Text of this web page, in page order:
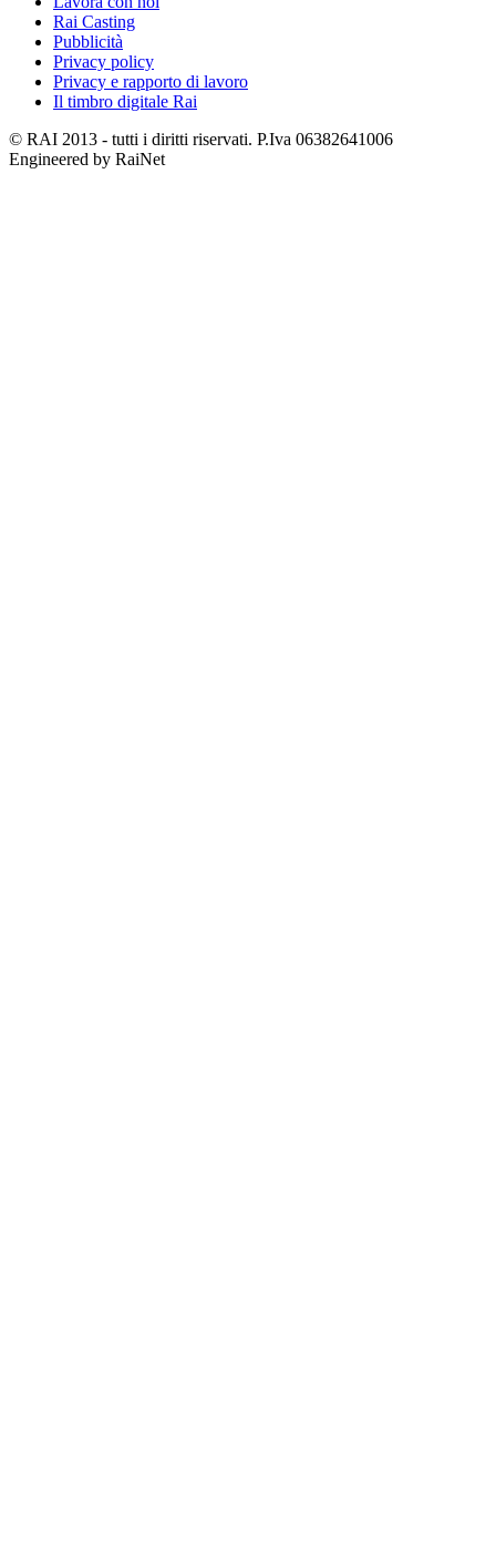
Rai Casting
Pubblicità
Privacy policy
Privacy e rapporto di lavoro
Il timbro digitale Rai
© RAI 2013 - tutti i diritti riservati. P.Iva 06382641006
Engineered by RaiNet